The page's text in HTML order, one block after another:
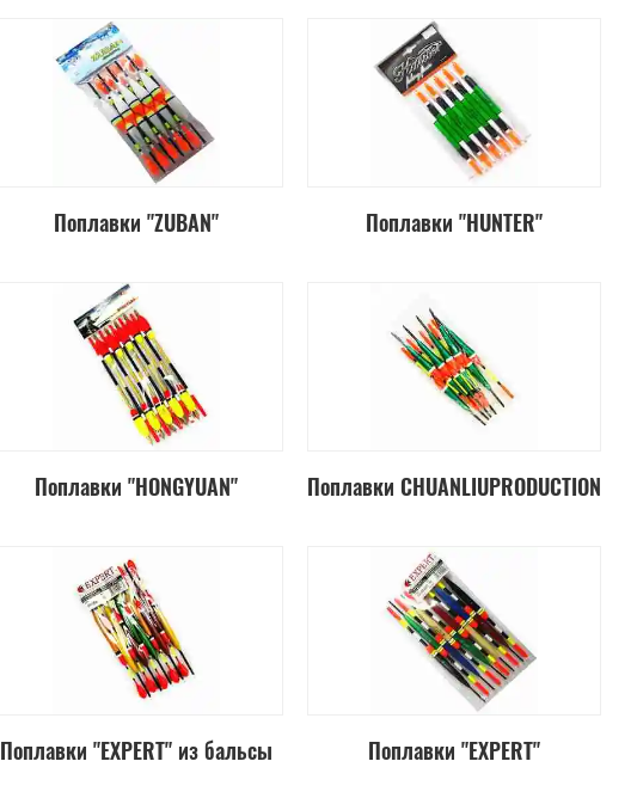
Поплавки "ZUBAN" Поплавки "HUNTER"
Поплавки "HONGYUAN" Поплавки CHUANLIUPRODUCTION
Поплавки "EXPERT" из бальсы Поплавки "EXPERT"